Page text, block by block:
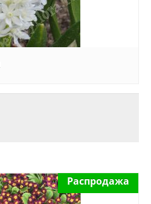
Распродажа